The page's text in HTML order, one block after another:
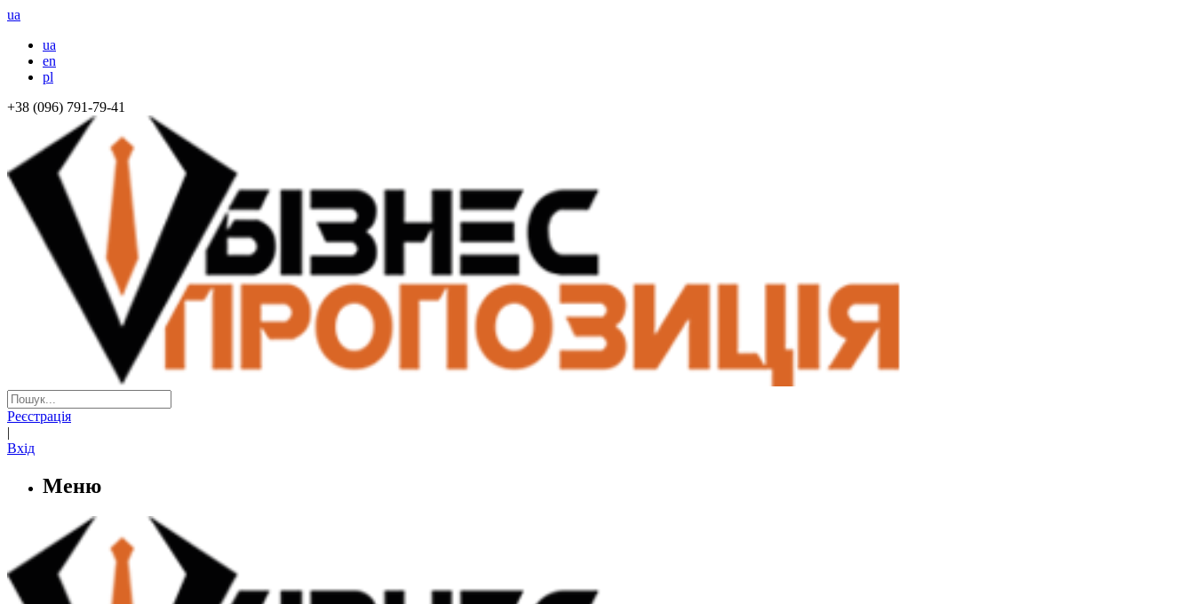
ua
ua
en
pl
+38 (096) 791-79-41
Реєстрація
|
Вхід
Меню